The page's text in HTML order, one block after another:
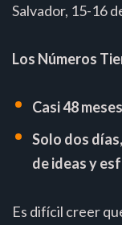
Salvador, 15-16
Los Números
Casi 48
Solo dos
de ideas y
Es difícil creer